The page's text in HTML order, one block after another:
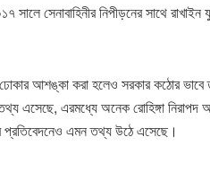
সালে সেনাবাহিনীর নিপীড়নের সাথে
আশঙ্কা করা হলেও সরকার কঠোর
এরমধ্যে অনেক রোহিঙ্গা নিরাপদ
প্রতিবেদনেও এমন তথ্য উঠে এসেছে।